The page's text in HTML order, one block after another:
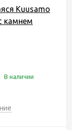
Kuusamo
камнем
В наличии